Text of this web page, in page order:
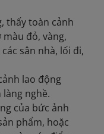
thấy toàn cảnh
đỏ, vàng,
sân nhà, lối đi,
lao động
nghề.
của bức ảnh
phẩm, hoặc